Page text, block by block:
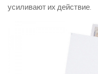
усиливают их действие.